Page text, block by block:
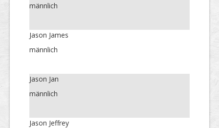
männlich
Jason James
männlich
Jason Jan
männlich
Jason Jeffrey